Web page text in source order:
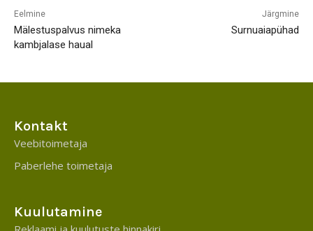
Eelmine
Mälestuspalvus nimeka
kambjalase haual
Järgmine
Surnuaiapühad
Kontakt
Veebitoimetaja
Paberlehe toimetaja
Kuulutamine